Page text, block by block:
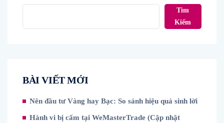
Tìm
Kiếm
BÀI VIẾT MỚI
Nên đầu tư Vàng hay Bạc: So sánh hiệu quả sinh lời
Hành vi bị cấm tại WeMasterTrade (Cập nhật